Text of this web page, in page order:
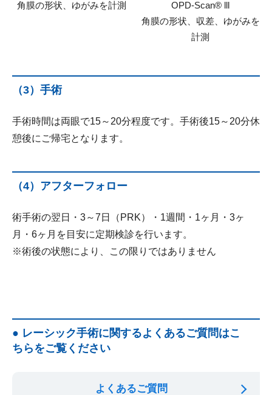
角膜の形状、ゆがみを計測
OPD-Scan® lll
角膜の形状、収差、ゆがみを
計測
（3）手術
手術時間は両眼で15～20分程度です。手術後15～20分休
憩後にご帰宅となります。
（4）アフターフォロー
術手術の翌日・3～7日（PRK）・1週間・1ヶ月・3ヶ
月・6ヶ月を目安に定期検診を行います。
※術後の状態により、この限りではありません
● レーシック手術に関するよくあるご質問はこ
ちらをご覧ください
よくあるご質問